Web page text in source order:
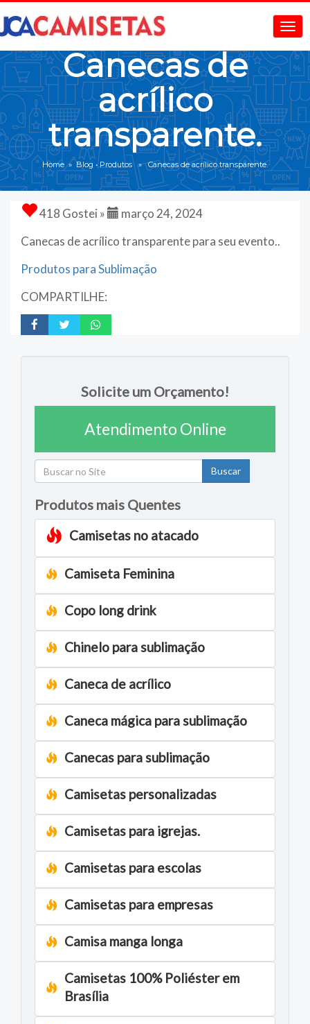
Canecas de
acrílico
transparente.
Home»Blog •Produtos» Canecas de acrílico transparente.
418 Gostei »
março 24, 2024
Canecas de acrílico transparente para seu evento..
Produtos para Sublimação
COMPARTILHE:
Solicite um Orçamento!
Atendimento Online
Buscar
Produtos mais Quentes
Camisetas no atacado
Camiseta Feminina
Copo long drink
Chinelo para sublimação
Caneca de acrílico
Caneca mágica para sublimação
Canecas para sublimação
Camisetas personalizadas
Camisetas para igrejas.
Camisetas para escolas
Camisetas para empresas
Camisa manga longa
Camisetas 100% Poliéster em
Brasília